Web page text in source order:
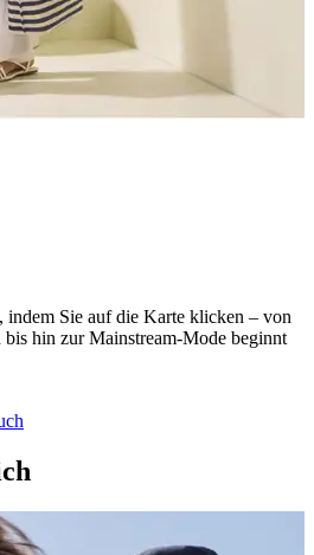
indem Sie auf die Karte klicken – von
hin zur Mainstream-Mode beginnt